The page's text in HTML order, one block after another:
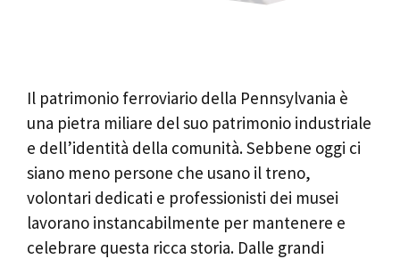
Il patrimonio ferroviario della Pennsylvania è
una pietra miliare del suo patrimonio industriale
e dell’identità della comunità. Sebbene oggi ci
siano meno persone che usano il treno,
volontari dedicati e professionisti dei musei
lavorano instancabilmente per mantenere e
celebrare questa ricca storia. Dalle grandi